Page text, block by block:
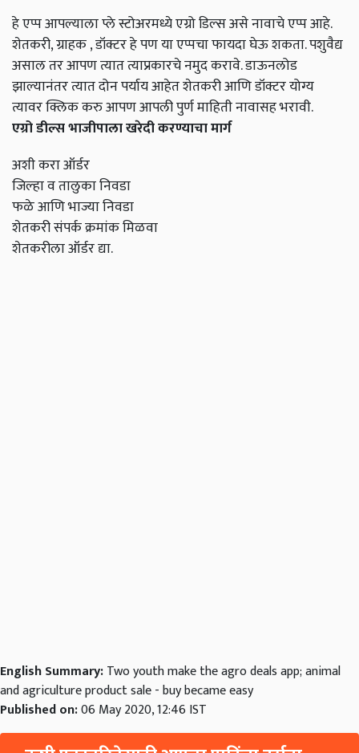
हे एप्प आपल्याला प्ले स्टोअरमध्ये एग्रो डिल्स असे नावाचे एप्प आहे.
शेतकरी, ग्राहक , डॉक्टर हे पण या एप्पचा फायदा घेऊ शकता. पशुवैद्य
असाल तर आपण त्यात त्याप्रकारचे नमुद करावे. डाऊनलोड
झाल्यानंतर त्यात दोन पर्याय आहेत शेतकरी आणि डॉक्टर योग्य
त्यावर क्लिक करु आपण आपली पुर्ण माहिती नावासह भरावी.
एग्रो डील्स भाजीपाला खरेदी करण्याचा मार्ग
अशी करा ऑर्डर
जिल्हा व तालुका निवडा
फळे आणि भाज्या निवडा
शेतकरी संपर्क क्रमांक मिळवा
शेतकरीला ऑर्डर द्या.
English Summary:Two youth make the agro deals app; animal
and agriculture product sale - buy became easy
Published on:06 May 2020, 12:46 IST